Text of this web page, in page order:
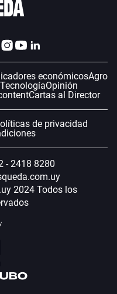
económicosAgro
TecnologíaOpinión
Cartas al Director
de privacidad
- 2418 8280
2024 Todos los